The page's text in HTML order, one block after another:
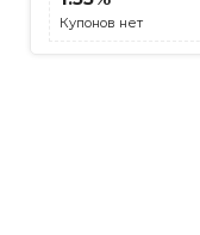
Купонов нет